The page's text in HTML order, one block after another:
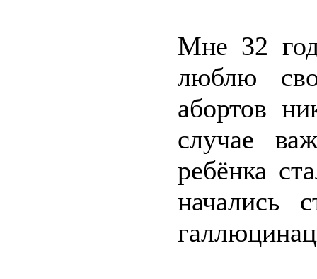
Мне 32
люблю
абортов
случае
ребёнка
начались